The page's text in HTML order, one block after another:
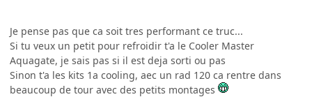
Je pense pas que ca soit tres performant ce truc...
Si tu veux un petit pour refroidir t'a le Cooler Master
Aquagate, je sais pas si il est deja sorti ou pas
Sinon t'a les kits 1a cooling, aec un rad 120 ca rentre dans
beaucoup de tour avec des petits montages